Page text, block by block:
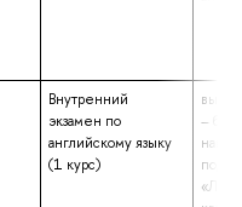
Внутренний
экзамен по
английскому языку
(1 курс)
–